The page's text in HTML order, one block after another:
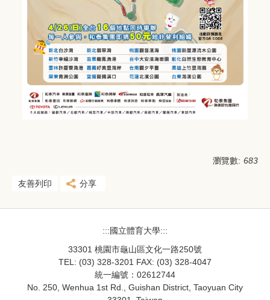
瀏覽數: 683
友善列印 分享
:::國立體育大學:::
33301 桃園市龜山區文化一路250號
TEL: (03) 328-3201 FAX: (03) 328-4047
統一編號：02612744
No. 250, Wenhua 1st Rd., Guishan District, Taoyuan City